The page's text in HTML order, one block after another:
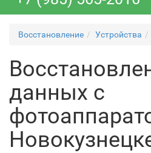
Восстановление Устройства
данных с